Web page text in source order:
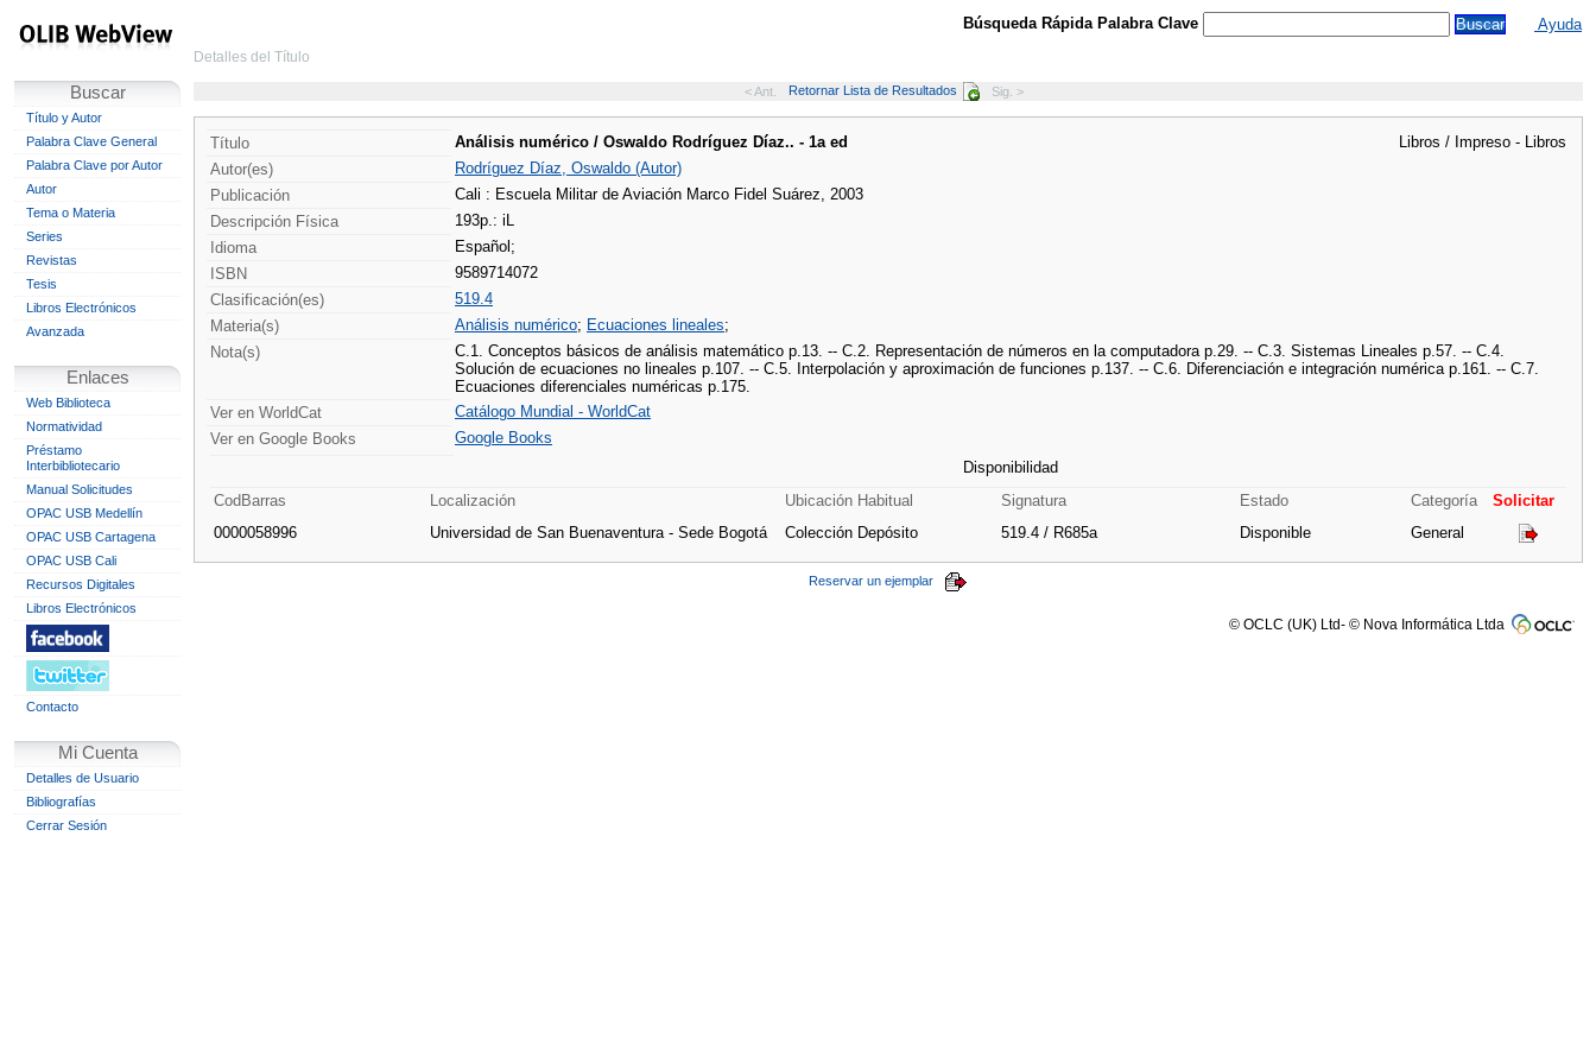
Buscar
Título y Autor
Palabra Clave General
Palabra Clave por Autor
Autor
Tema o Materia
Series
Revistas
Tesis
Libros Electrónicos
Avanzada
Enlaces
Web Biblioteca
Normatividad
Préstamo
Interbibliotecario
Manual Solicitudes
OPAC USB Medellín
OPAC USB Cartagena
OPAC USB Cali
Recursos Digitales
Libros Electrónicos
Contacto
Mi Cuenta
Detalles de Usuario
Bibliografías
Cerrar Sesión
Búsqueda Rápida Palabra Clave Ayuda
Detalles del Título
< Ant. Retornar Lista de Resultados Sig. >
Título Análisis numérico / Oswaldo Rodríguez Díaz.. - 1a ed
Libros / Impreso - Libros
Autor(es)
Rodríguez Díaz, Oswaldo (Autor)
Publicación
Cali : Escuela Militar de Aviación Marco Fidel Suárez, 2003
Descripción Física
193p.: iL
Idioma
Español;
ISBN
9589714072
Clasificación(es)
519.4
Materia(s)
Análisis numérico; Ecuaciones lineales;
Nota(s)
C.1. Conceptos básicos de análisis matemático p.13. -- C.2. Representación de números en la computadora p.29. -- C.3. Sistemas Lineales p.57. -- C.4.
Solución de ecuaciones no lineales p.107. -- C.5. Interpolación y aproximación de funciones p.137. -- C.6. Diferenciación e integración numérica p.161. -- C.7.
Ecuaciones diferenciales numéricas p.175.
Ver en WorldCat
Catálogo Mundial - WorldCat
Ver en Google Books
Google Books
Disponibilidad
CodBarras
Localización Ubicación Habitual Signatura Estado Categoría
Solicitar
0000058996
Universidad de San Buenaventura - Sede Bogotá Colección Depósito 519.4 / R685a Disponible General
Reservar un ejemplar
© OCLC (UK) Ltd- © Nova Informática Ltda